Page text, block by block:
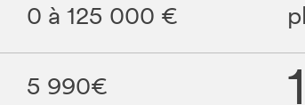
0 à 125 000 €
5 990€